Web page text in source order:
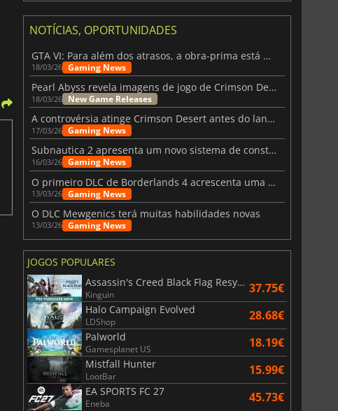
NOTÍCIAS, OPORTUNIDADES
GTA VI: Para além dos atrasos, a obra-prima está quase a chegar
18/03/26 Gaming News
Pearl Abyss revela imagens de jogo de Crimson Desert para a PS5
18/03/26 New Game Releases
A controvérsia atinge Crimson Desert antes do lançamento
17/03/26 Gaming News
Subnautica 2 apresenta um novo sistema de construção de bases
16/03/26 Gaming News
O primeiro DLC de Borderlands 4 acrescenta uma nova personagem e muito mais
13/03/26 Gaming News
O DLC Mewgenics terá muitas habilidades novas
13/03/26 Gaming News
JOGOS POPULARES
Assassin's Creed Black Flag Resynced
Kinguin 37.75€
Halo Campaign Evolved
LDShop 28.68€
Palworld
Gamesplanet US 18.19€
Mistfall Hunter
LootBar 15.99€
EA SPORTS FC 27
Eneba 45.73€